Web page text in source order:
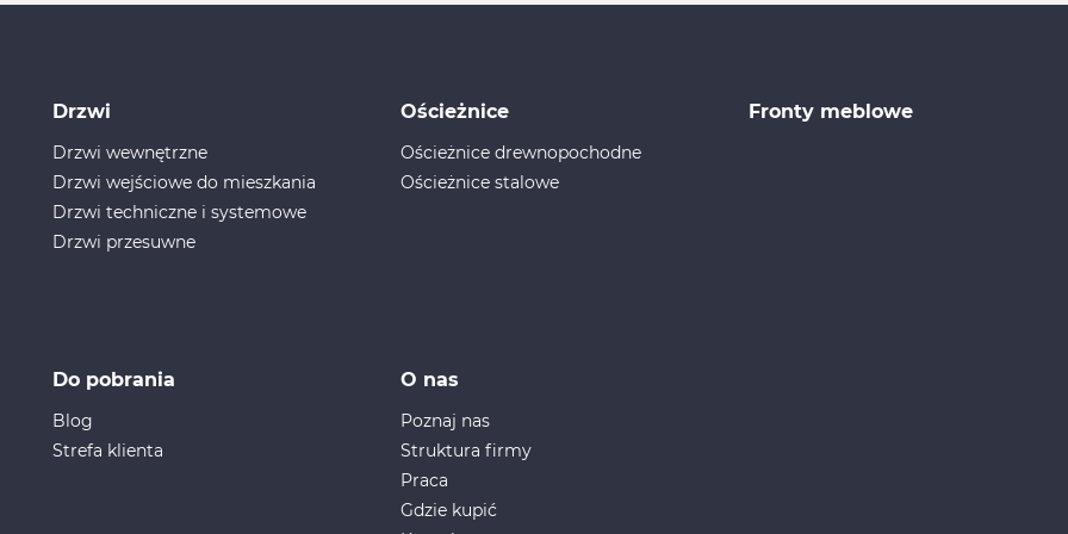
Drzwi
Drzwi wewnętrzne
Drzwi wejściowe do mieszkania
Drzwi techniczne i systemowe
Drzwi przesuwne
Ościeżnice
Ościeżnice drewnopochodne
Ościeżnice stalowe
Fronty meblowe
Do pobrania
Blog
Strefa klienta
O nas
Poznaj nas
Struktura firmy
Praca
Gdzie kupić